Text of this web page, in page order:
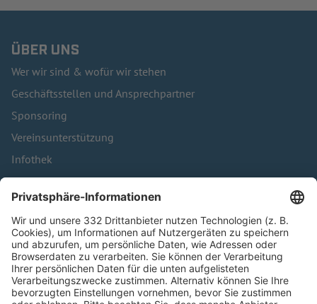
ÜBER UNS
Wer wir sind & wofür wir stehen
Geschäftsstellen und Ansprechpartner
Sponsoring
Vereinsunterstützung
Infothek
Kontakt
HÄUFIG BESUCHTE SEITEN
Pässe und Vereinswechsel
Trainerausbildung
Schulungsangebot Vereinsmitarbeiter